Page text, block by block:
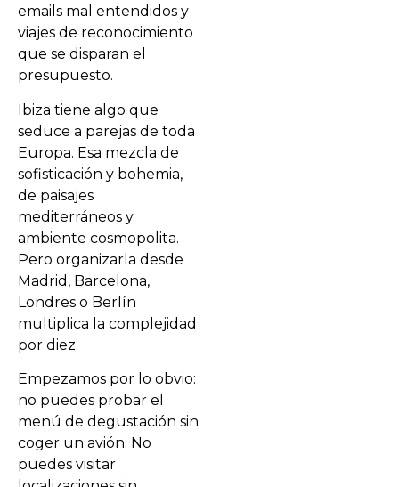
emails mal entendidos y
viajes de reconocimiento
que se disparan el
presupuesto.
Ibiza tiene algo que
seduce a parejas de toda
Europa. Esa mezcla de
sofisticación y bohemia,
de paisajes
mediterráneos y
ambiente cosmopolita.
Pero organizarla desde
Madrid, Barcelona,
Londres o Berlín
multiplica la complejidad
por diez.
Empezamos por lo obvio:
no puedes probar el
menú de degustación sin
coger un avión. No
puedes visitar